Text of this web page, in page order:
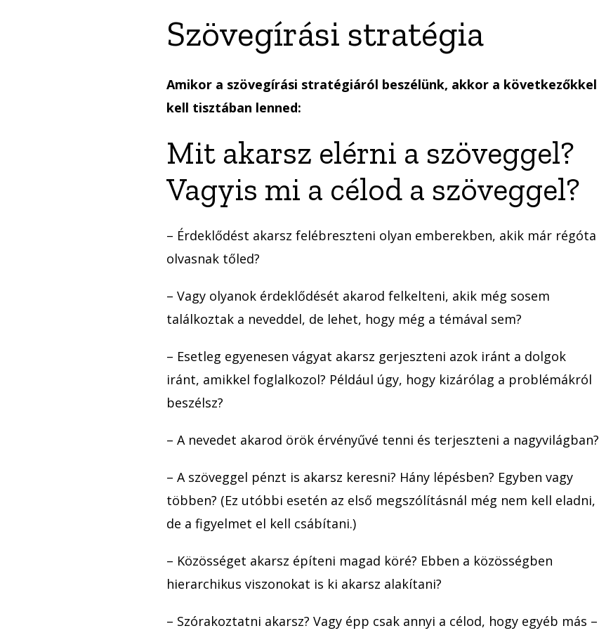
Szövegírási stratégia
Amikor a szövegírási stratégiáról beszélünk, akkor a következőkkel
kell tisztában lenned:
Mit akarsz elérni a szöveggel?
Vagyis mi a célod a szöveggel?
– Érdeklődést akarsz felébreszteni olyan emberekben, akik már régóta
olvasnak tőled?
– Vagy olyanok érdeklődését akarod felkelteni, akik még sosem
találkoztak a neveddel, de lehet, hogy még a témával sem?
– Esetleg egyenesen vágyat akarsz gerjeszteni azok iránt a dolgok
iránt, amikkel foglalkozol? Például úgy, hogy kizárólag a problémákról
beszélsz?
– A nevedet akarod örök érvényűvé tenni és terjeszteni a nagyvilágban?
– A szöveggel pénzt is akarsz keresni? Hány lépésben? Egyben vagy
többen? (Ez utóbbi esetén az első megszólításnál még nem kell eladni,
de a figyelmet el kell csábítani.)
– Közösséget akarsz építeni magad köré? Ebben a közösségben
hierarchikus viszonokat is ki akarsz alakítani?
– Szórakoztatni akarsz? Vagy épp csak annyi a célod, hogy egyéb más –